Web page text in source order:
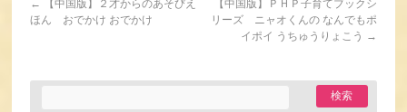
←
【中国版】２才からのあそびえ
ほん おでかけ おでかけ
【中国版】ＰＨＰ子育てブックシ
リーズ ニャオくんの なんでもポ
イポイ うちゅうりょこう →